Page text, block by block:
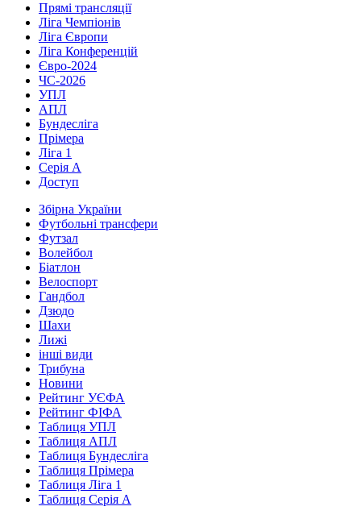
Прямі трансляції
Ліга Чемпіонів
Ліга Європи
Ліга Конференцій
Євро-2024
ЧС-2026
УПЛ
АПЛ
Бундесліга
Прімера
Ліга 1
Серія А
Доступ
Збірна України
Футбольні трансфери
Футзал
Волейбол
Біатлон
Велоспорт
Гандбол
Дзюдо
Шахи
Лижі
інші види
Трибуна
Новини
Рейтинг УЄФА
Рейтинг ФІФА
Таблиця УПЛ
Таблиця АПЛ
Таблиця Бундесліга
Таблиця Прімера
Таблиця Ліга 1
Таблиця Серія А